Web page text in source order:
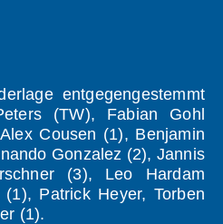
entgegengestemmt
(TW), Fabian Gohl
Cousen (1), Benjamin
Gonzalez (2), Jannis
(3), Leo Hardam
Patrick Heyer, Torben
(1).